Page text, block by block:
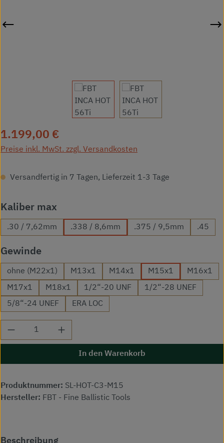
Regulärer Preis:
1.199,00 €
Preise inkl. MwSt. zzgl. Versandkosten
Versandfertig in 7 Tagen, Lieferzeit 1-3 Tage
Kaliber max
.30 / 7,62mm .338 / 8,6mm .375 / 9,5mm .45
Gewindeauswählen
ohne (M22x1) M13x1 M14x1 M15x1 M16x1
M17x1 M18x1 1/2“-20 UNF
1/2“-28 UNEF
5/8“-24 UNEF
ERA LOC
Produkt Anzahl: Gib den gewünschten
In den Warenkorb
Produktnummer: SL-HOT-C3-M15
Hersteller: FBT - Fine Ballistic Tools
Beschreibung